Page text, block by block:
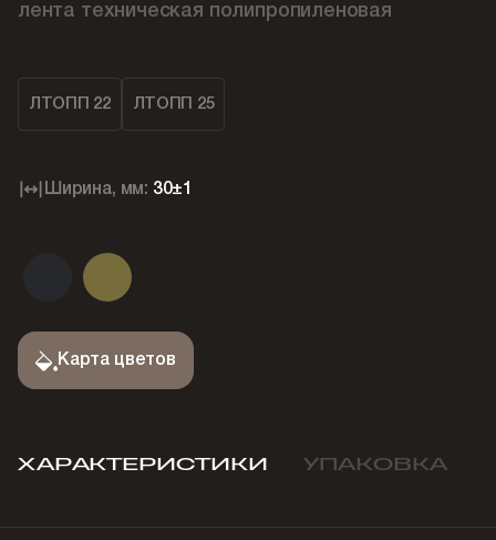
лента техническая полипропиленовая
ЛТОПП 22 ЛТОПП 25
Ширина, мм: 30±1
Карта цветов
ХАРАКТЕРИСТИКИ УПАКОВКА